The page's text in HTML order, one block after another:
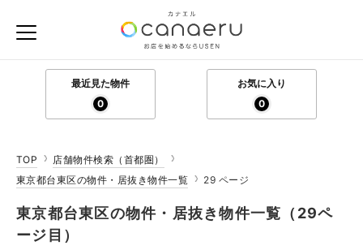
最近見た物件
0
お気に入り
0
TOP
店舗物件検索（首都圏）
東京都台東区の物件・居抜き物件一覧
29 ページ
東京都台東区の物件・居抜き物件一覧（29ペ
ージ目）